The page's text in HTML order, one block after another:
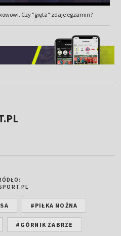
Czy "gięta" zdaje egzamin?
#PIŁKA NOŻNA
#GÓRNIK ZABRZE